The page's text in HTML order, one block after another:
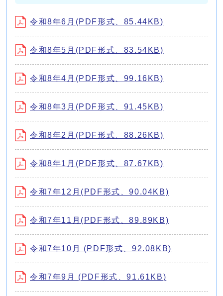
令和8年6月(PDF形式、85.44KB)
令和8年5月(PDF形式、83.54KB)
令和8年4月(PDF形式、99.16KB)
令和8年3月(PDF形式、91.45KB)
令和8年2月(PDF形式、88.26KB)
令和8年1月(PDF形式、87.67KB)
令和7年12月(PDF形式、90.04KB)
令和7年11月(PDF形式、89.89KB)
令和7年10月 (PDF形式、92.08KB)
令和7年9月 (PDF形式、91.61KB)